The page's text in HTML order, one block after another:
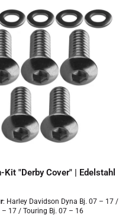
Kit "Derby Cover" | Edelstahl
: Harley Davidson Dyna Bj. 07 – 17 /
– 17 / Touring Bj. 07 – 16